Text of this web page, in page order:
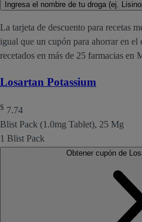
Ingresa el nombre de tu droga (ej.
La tarjeta de descuento para recetas
igual que un cupón para ahorrar en el
recetados en más de 25 farmacias en
Losartan Potassium
$ 7.74
Blist Pack (1.0mg Tablet), 25 Mg
1 Blist Pack